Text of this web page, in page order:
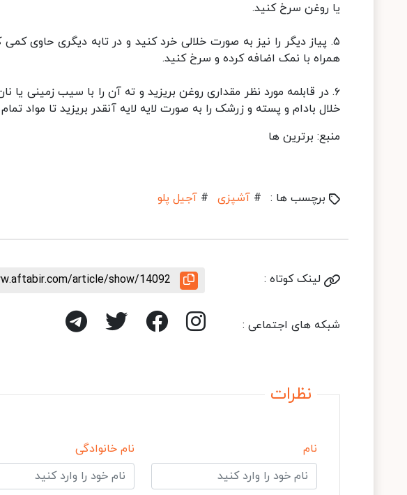
یا روغن سرخ کنید.
۵. پیاز دیگر را نیز به صورت خلالی خرد کنید و در تابه دیگری حاوی
همراه با نمک اضافه کرده و سرخ کنید.
۶. در قابلمه مورد نظر مقداری روغن بریزید و ته آن را با سیب زمینی
خلال بادام و پسته و زرشک را به صورت لایه لایه آنقدر بریزید تا مواد
منبع: برترین ها
برچسب ها : # آشپزی # آجیل پلو
لینک کوتاه : article/show/14092
شبکه های اجتماعی :
نظرات
نام نام خانوادگی